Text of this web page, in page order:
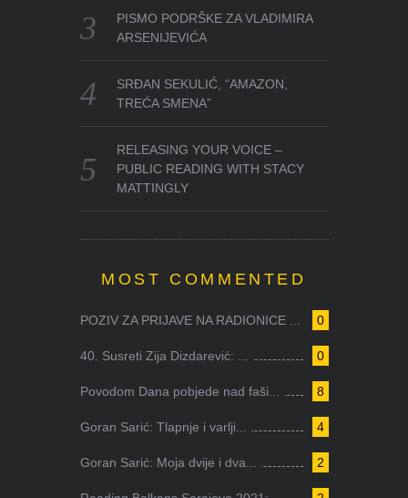
PISMO PODRŠKE ZA VLADIMIRA
ARSENIJEVIĆA
SRĐAN SEKULIĆ, “AMAZON,
TREĆA SMENA”
RELEASING YOUR VOICE –
PUBLIC READING WITH STACY
MATTINGLY
MOST COMMENTED
0
POZIV ZA PRIJAVE NA RADIONICE ...
0
40. Susreti Zija Dizdarević: ...
8
Povodom Dana pobjede nad faši...
4
Goran Sarić: Tlapnje i varlji...
2
Goran Sarić: Moja dvije i dva...